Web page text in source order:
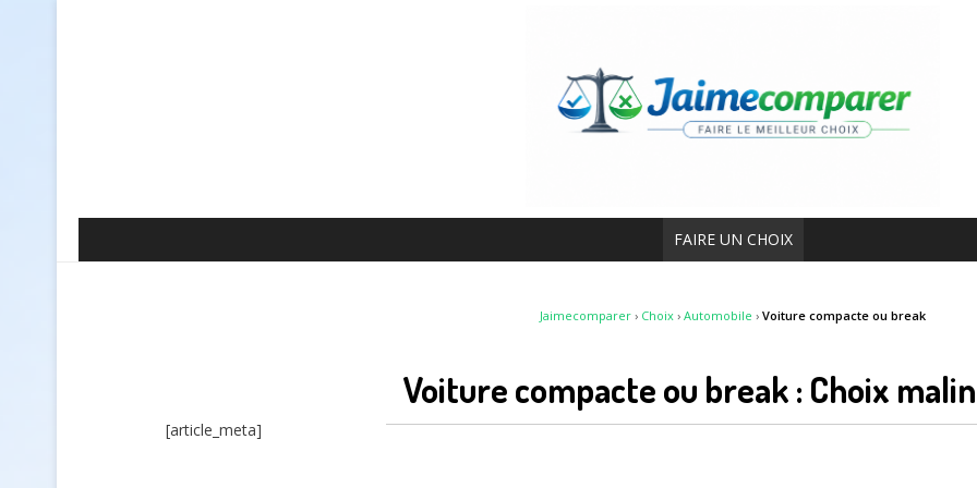
FAIRE UN CHOIX
Jaimecomparer › Choix › Automobile › Voiture compacte ou break
Voiture compacte ou break : Choix
[article_meta]